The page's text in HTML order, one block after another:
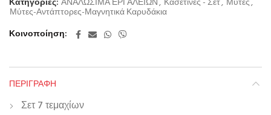
Κατηγορίες: ΑΝΑΛΩΣΙΜΑ ΕΡΓΑΛΕΙΩΝ, Κασετίνες - Σετ, Μύτες,
Μύτες-Αντάπτορες-Μαγνητικά Καρυδάκια
Κοινοποίηση
ΠΕΡΙΓΡΑΦΉ
Σετ 7 τεμαχίων